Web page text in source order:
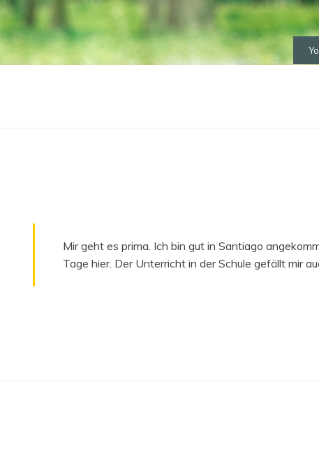
Mir geht es prima. Ich bin gut in Santiago
Tage hier. Der Unterricht in der Schule gefällt mir